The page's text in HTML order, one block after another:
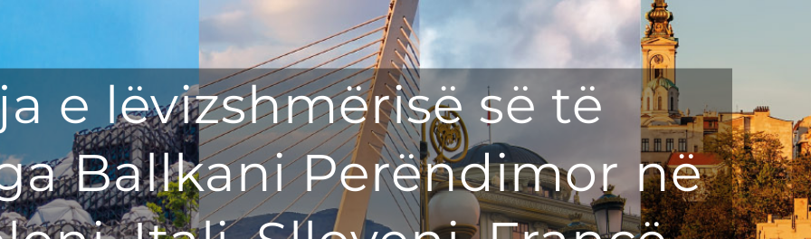
e lëvizshmërisë së të
Ballkani Perëndimor në